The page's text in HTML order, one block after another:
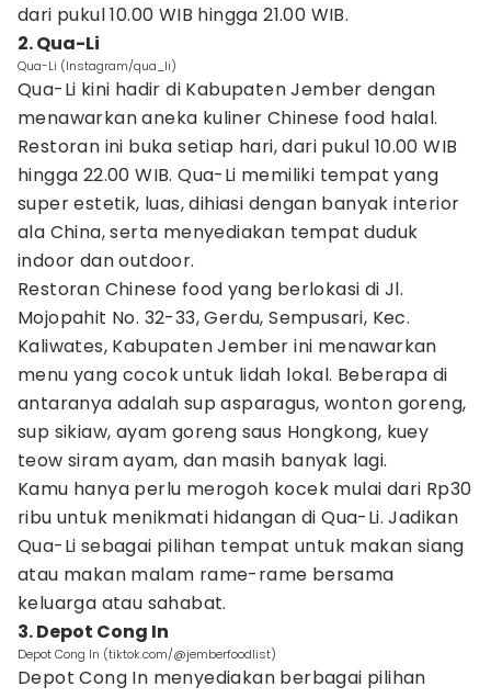
dari pukul 10.00 WIB hingga 21.00 WIB.
2. Qua-Li
Qua-Li (Instagram/qua_li)
Qua-Li kini hadir di Kabupaten Jember dengan
menawarkan aneka kuliner Chinese food halal.
Restoran ini buka setiap hari, dari pukul 10.00 WIB
hingga 22.00 WIB. Qua-Li memiliki tempat yang
super estetik, luas, dihiasi dengan banyak interior
ala China, serta menyediakan tempat duduk
indoor dan outdoor.
Restoran Chinese food yang berlokasi di Jl.
Mojopahit No. 32-33, Gerdu, Sempusari, Kec.
Kaliwates, Kabupaten Jember ini menawarkan
menu yang cocok untuk lidah lokal. Beberapa di
antaranya adalah sup asparagus, wonton goreng,
sup sikiaw, ayam goreng saus Hongkong, kuey
teow siram ayam, dan masih banyak lagi.
Kamu hanya perlu merogoh kocek mulai dari Rp30
ribu untuk menikmati hidangan di Qua-Li. Jadikan
Qua-Li sebagai pilihan tempat untuk makan siang
atau makan malam rame-rame bersama
keluarga atau sahabat.
3. Depot Cong In
Depot Cong In (tiktok.com/@jemberfoodlist)
Depot Cong In menyediakan berbagai pilihan